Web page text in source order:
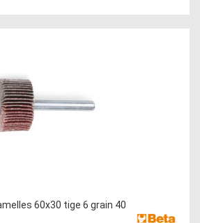
60x30 tige 6 grain 40